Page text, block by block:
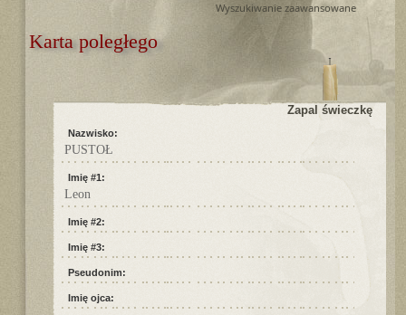
Wyszukiwanie zaawansowane
Karta poległego
Zapal świeczkę
Nazwisko:
PUSTOŁ
Imię #1:
Leon
Imię #2:
Imię #3:
Pseudonim:
Imię ojca: